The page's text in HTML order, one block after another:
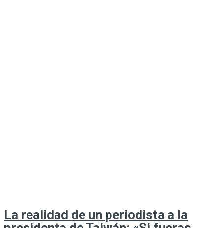
La realidad de un periodista a la